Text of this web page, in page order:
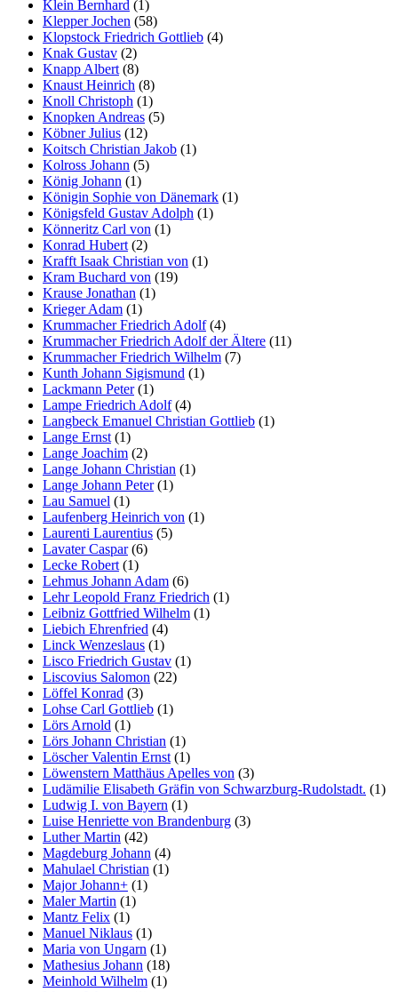
Klein Bernhard (1)
Klepper Jochen (58)
Klopstock Friedrich Gottlieb (4)
Knak Gustav (2)
Knapp Albert (8)
Knaust Heinrich (8)
Knoll Christoph (1)
Knopken Andreas (5)
Köbner Julius (12)
Koitsch Christian Jakob (1)
Kolross Johann (5)
König Johann (1)
Königin Sophie von Dänemark (1)
Königsfeld Gustav Adolph (1)
Könneritz Carl von (1)
Konrad Hubert (2)
Krafft Isaak Christian von (1)
Kram Buchard von (19)
Krause Jonathan (1)
Krieger Adam (1)
Krummacher Friedrich Adolf(4)
Krummacher Friedrich Adolf der Ältere (11)
Krummacher Friedrich Wilhelm (7)
Kunth Johann Sigismund (1)
Lackmann Peter(1)
Lampe Friedrich Adolf(4)
Langbeck Emanuel Christian Gottlieb (1)
Lange Ernst (1)
Lange Joachim (2)
Lange Johann Christian (1)
Lange Johann Peter(1)
Lau Samuel (1)
Laufenberg Heinrich von (1)
Laurenti Laurentius (5)
Lavater Caspar(6)
Lecke Robert (1)
Lehmus Johann Adam (6)
Lehr Leopold Franz Friedrich (1)
Leibniz Gottfried Wilhelm (1)
Liebich Ehrenfried (4)
Linck Wenzeslaus (1)
Lisco Friedrich Gustav (1)
Liscovius Salomon (22)
Löffel Konrad (3)
Lohse Carl Gottlieb (1)
Lörs Arnold (1)
Lörs Johann Christian (1)
Löscher Valentin Ernst (1)
Löwenstern Matthäus Apelles von (3)
Ludämilie Elisabeth Gräfin von Schwarzburg-Rudolstadt. (1)
Ludwig I. von Bayern (1)
Luise Henriette von Brandenburg (3)
Luther Martin (42)
Magdeburg Johann (4)
Mahulael Christian (1)
Major Johann+ (1)
Maler Martin (1)
Mantz Felix (1)
Manuel Niklaus (1)
Maria von Ungarn (1)
Mathesius Johann (18)
Meinhold Wilhelm (1)